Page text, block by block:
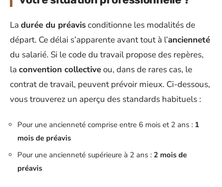
La durée du préavisconditionne les modalités de
départ. Ce délai s’apparente avant tout à l’ancienneté
du salarié. Si le code du travail propose des repères,
la convention collectiveou, dans de rares cas, le
contrat de travail, peuvent prévoir mieux. Ci-dessous,
vous trouverez un aperçu des standards habituels :
Pour une ancienneté comprise entre 6 mois et 2 ans : 1
mois de préavis
Pour une ancienneté supérieure à 2 ans : 2 mois de
préavis